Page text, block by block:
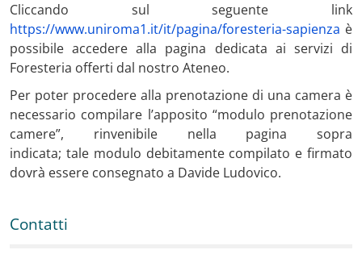
Cliccando sul seguente link
https://www.uniroma1.it/it/pagina/foresteria-sapienza è
possibile accedere alla pagina dedicata ai servizi di
Foresteria offerti dal nostro Ateneo.
Per poter procedere alla prenotazione di una camera è
necessario compilare l’apposito “modulo prenotazione
camere”, rinvenibile nella pagina sopra
indicata; tale modulo debitamente compilato e firmato
dovrà essere consegnato a Davide Ludovico.
Contatti